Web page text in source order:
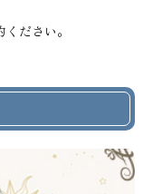
ださい。